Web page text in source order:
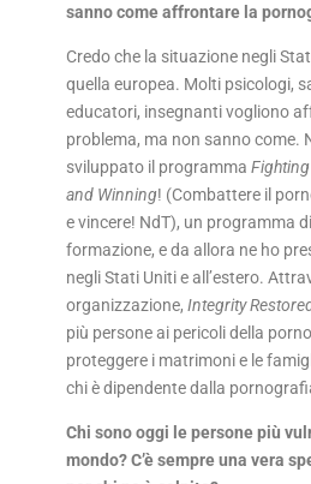
sanno come affrontare la
Credo che la situazione negli
quella europea. Molti psicologi,
educatori, insegnanti vogliono
problema, ma non sanno come.
sviluppato il programma
and Winning! (Combattere il
e vincere! NdT), un programma
formazione, e da allora ne ho
negli Stati Uniti e all’estero.
organizzazione, Integrity
più persone ai pericoli della
proteggere i matrimoni e le
chi è dipendente dalla
Chi sono oggi le persone più
mondo? C’è sempre una vera